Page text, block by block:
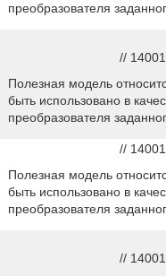
преобразователя
//
Полезная модель
быть использовано в
преобразователя
//
Полезная модель
быть использовано в
преобразователя
//